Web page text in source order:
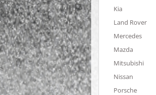
Kia
Land Rover
Mercedes
Mazda
Mitsubishi
Nissan
Porsche